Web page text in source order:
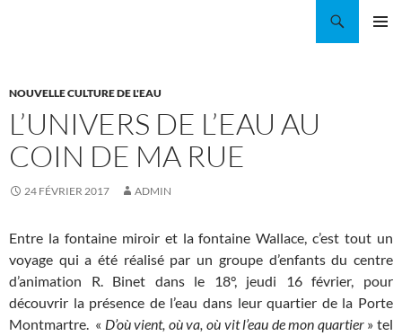
NOUVELLE CULTURE DE L'EAU
L’UNIVERS DE L’EAU AU
COIN DE MA RUE
24 FÉVRIER 2017 ADMIN
Entre la fontaine miroir et la fontaine Wallace, c’est tout un
voyage qui a été réalisé par un groupe d’enfants du centre
d’animation R. Binet dans le 18°, jeudi 16 février, pour
découvrir la présence de l’eau dans leur quartier de la Porte
Montmartre. « D’où vient, où va, où vit l’eau de mon quartier» tel